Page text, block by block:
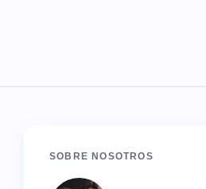
SOBRE NOSOTROS